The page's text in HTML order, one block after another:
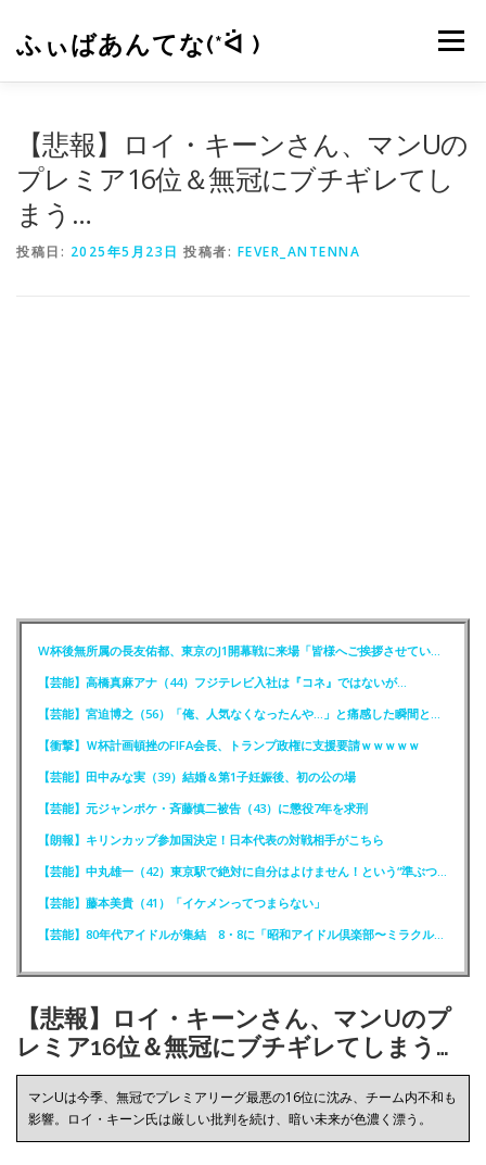
ふぃばあんてな(*ᐛ ) メニュー
【悲報】ロイ・キーンさん、マンUの
プレミア16位＆無冠にブチギレてし
まう…
投稿日: 2025年5月23日 投稿者: FEVER_ANTENNA
W杯後無所属の長友佑都、東京のJ1開幕戦に来場「皆様へご挨拶させていただきます」
【芸能】高橋真麻アナ（44）フジテレビ入社は『コネ』ではないが…
【芸能】宮迫博之（56）「俺、人気なくなったんや…」と痛感した瞬間とは？
【衝撃】Ｗ杯計画頓挫のFIFA会長、トランプ政権に支援要請ｗｗｗｗｗ
【芸能】田中みな実（39）結婚＆第1子妊娠後、初の公の場
【芸能】元ジャンポケ・斉藤慎二被告（43）に懲役7年を求刑
【朗報】キリンカップ参加国決定！日本代表の対戦相手がこちら
【芸能】中丸雄一（42）東京駅で絶対に自分はよけません！という“準ぶつかりおじさん”に遭遇
【芸能】藤本美貴（41）「イケメンってつまらない」
【芸能】80年代アイドルが集結 8・8に「昭和アイドル倶楽部〜ミラクル同窓会〜」を開催
【悲報】ロイ・キーンさん、マンUのプ
レミア16位＆無冠にブチギレてしまう…
マンUは今季、無冠でプレミアリーグ最悪の16位に沈み、チーム内不和も
影響。ロイ・キーン氏は厳しい批判を続け、暗い未来が色濃く漂う。